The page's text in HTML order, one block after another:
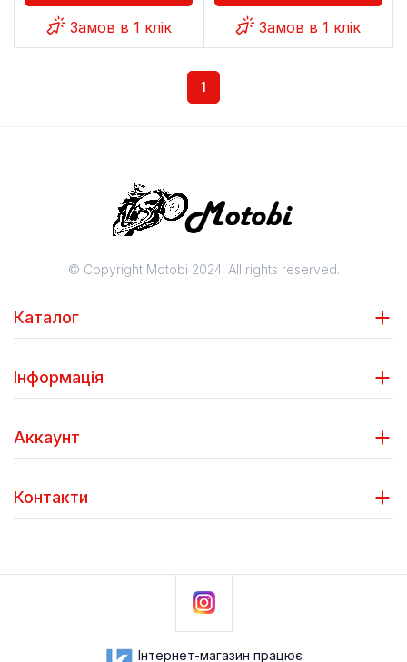
Замов в 1 клік Замов в 1 клік
1
© Copyright Motobi 2024. All rights reserved.
Каталог
Інформація
Аккаунт
Контакти
Інтернет-магазин працює